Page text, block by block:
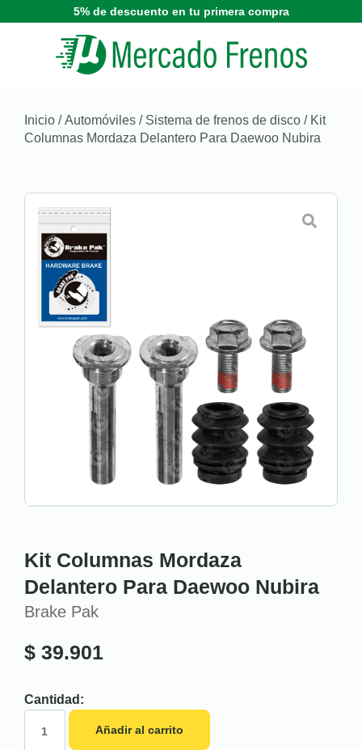
5% de descuento en tu primera compra
Inicio /Automóviles / Sistema de frenos de disco / Kit
Columnas Mordaza Delantero Para Daewoo Nubira
Kit Columnas Mordaza
Delantero Para Daewoo Nubira
Brake Pak
$ 39.901
Cantidad:
Añadir al carrito